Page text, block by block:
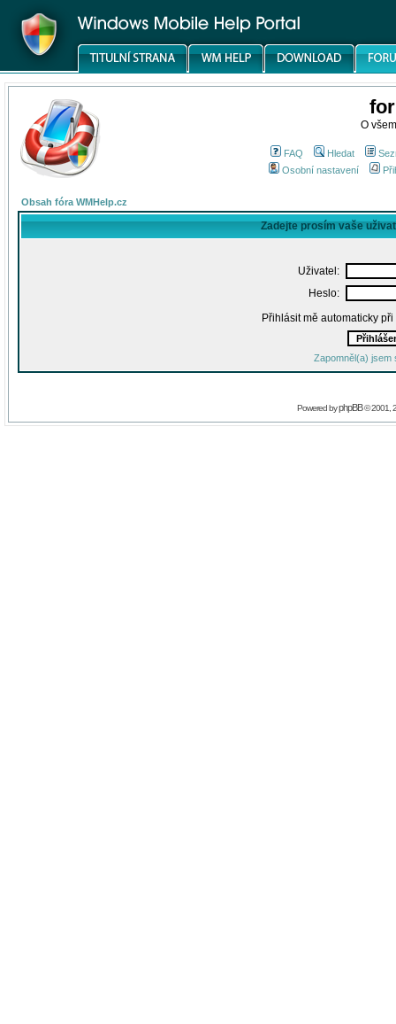
O
FAQ Hledat
Osobní nastavení
Obsah fóra WMHelp.cz
Zadejte prosím vaše
Uživatel:
Heslo:
Přihlásit mě automaticky
Zapomněl(a) jsem
Powered byphpBB© 2001,